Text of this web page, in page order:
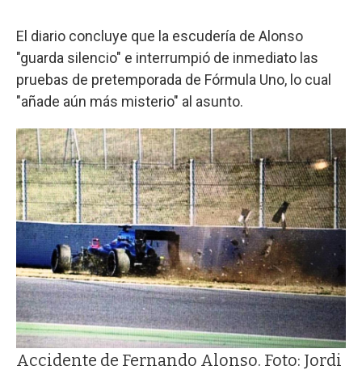
El diario concluye que la escudería de Alonso
"guarda silencio" e interrumpió de inmediato las
pruebas de pretemporada de Fórmula Uno, lo cual
"añade aún más misterio" al asunto.
Accidente de Fernando Alonso. Foto: Jordi